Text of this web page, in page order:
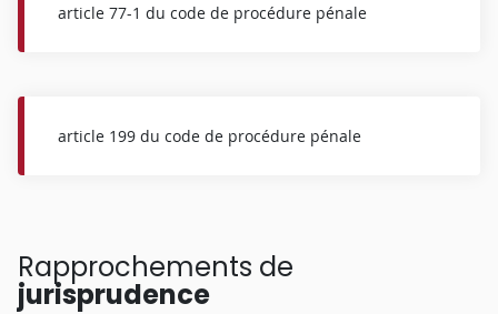
article 77-1 du code de procédure pénale
article 199 du code de procédure pénale
Rapprochements de
jurisprudence